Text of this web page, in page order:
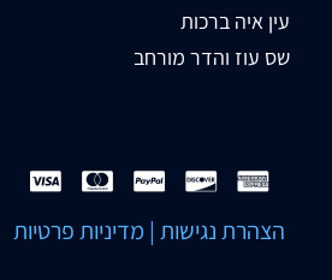
עין איה ברכות
שס עוז והדר מורחב
הצהרת נגישות | מדיניות פרטיות